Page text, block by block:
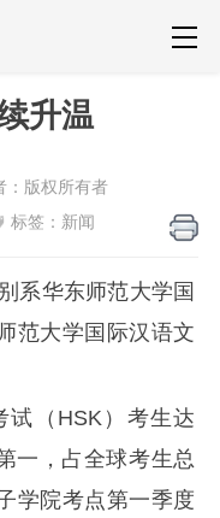
升温
：版权所有者
标签：新闻
华东师范大学国
范大学国际汉语文
（HSK）考生达
一，占全球考生总
学院考点第一季度